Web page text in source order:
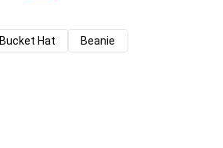
Bucket Hat
Beanie